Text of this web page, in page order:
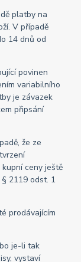
platby na
V případě
14 dnů od
povinen
variabilního
je závazek
připsání
že ze
ceny ještě
2119 odst. 1
prodávajícím
je-li tak
vystaví